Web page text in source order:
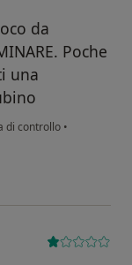
da
Poche
una
di controllo •